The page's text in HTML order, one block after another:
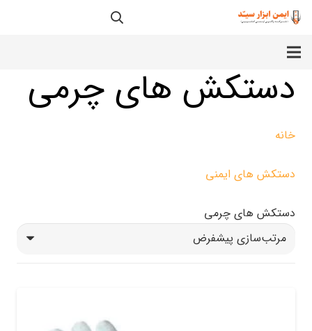
دستکش های چرمی
خانه
دستکش های ایمنی
دستکش های چرمی